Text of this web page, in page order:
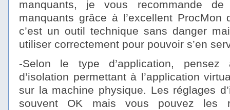
manquants, je vous recommande
manquants grâce à l’excellent ProcMon
c’est un outil technique sans danger
utiliser correctement pour pouvoir s’en
-Selon le type d’application,
d’isolation permettant à l’application
sur la machine physique. Les réglages
souvent OK mais vous pouvez les